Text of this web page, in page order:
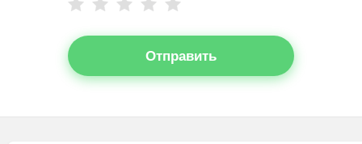
Отправить